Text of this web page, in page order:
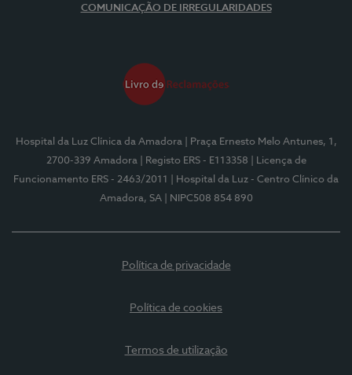
COMUNICAÇÃO DE IRREGULARIDADES
Hospital da Luz Clínica da Amadora
| Praça Ernesto Melo Antunes, 1,
2700-339 Amadora
| Registo ERS - E113358
| Licença de
Funcionamento ERS - 2463/2011
| Hospital da Luz - Centro Clínico da
Amadora, SA
| NIPC508 854 890
Política de privacidade
Política de cookies
Termos de utilização